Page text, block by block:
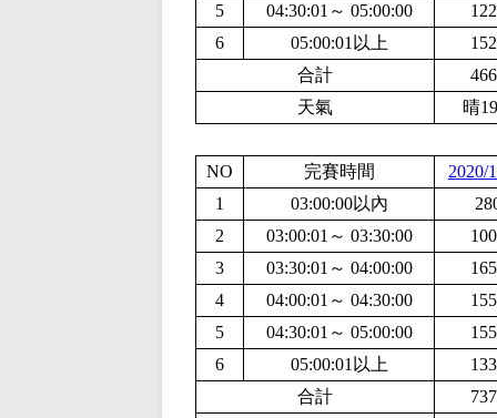
5
04:30:01～ 05:00:00
6
05:00:01以上
合計
天氣
晴
NO 完賽時間
2020/
1
03:00:00以內
2
03:00:01～ 03:30:00
3
03:30:01～ 04:00:00
4
04:00:01～ 04:30:00
5
04:30:01～ 05:00:00
6
05:00:01以上
合計